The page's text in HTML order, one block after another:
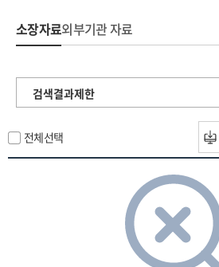
소장자료외부기관 자료
검색결과제한
전체선택